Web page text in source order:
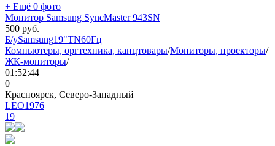
+ Ещё 0 фото
Монитор Samsung SyncMaster 943SN
500 руб.
Б/уSamsung19"TN60Гц
Компьютеры, оргтехника, канцтовары/Мониторы, проекторы/
ЖК-мониторы/
01:52:44
0
Красноярск, Северо-Западный
LEO1976
19